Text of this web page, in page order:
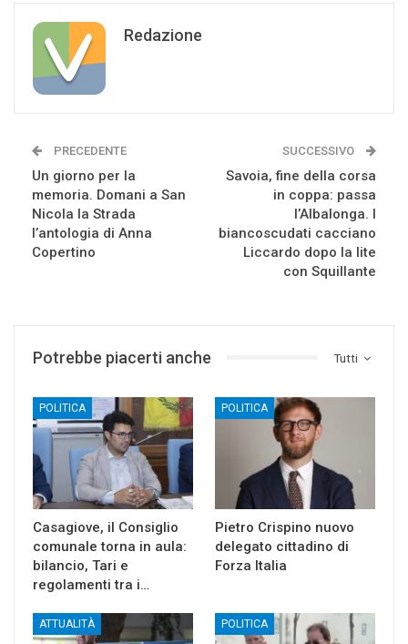
Redazione
PRECEDENTE
Un giorno per la
memoria. Domani a San
Nicola la Strada
l’antologia di Anna
Copertino
SUCCESSIVO
Savoia, fine della corsa
in coppa: passa
l’Albalonga. I
biancoscudati cacciano
Liccardo dopo la lite
con Squillante
Tutti
Potrebbe piacerti anche
POLITICA
Casagiove, il Consiglio
comunale torna in aula:
bilancio, Tari e
regolamenti tra i…
POLITICA
Pietro Crispino nuovo
delegato cittadino di
Forza Italia
ATTUALITÀ POLITICA